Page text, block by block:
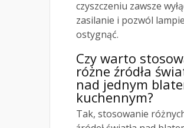
czyszczeniu zawsze
zasilanie i pozwól lampie
ostygnąć.
Czy warto
różne źródła
nad jednym
kuchennym?
Tak, stosowanie